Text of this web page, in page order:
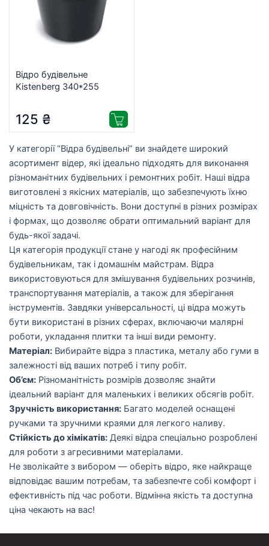
Відро будівельне
Kistenberg 340*255
125 ₴
У категорії “Відра будівельні” ви знайдете широкий
асортимент відер, які ідеально підходять для виконання
різноманітних будівельних і ремонтних робіт. Наші відра
виготовлені з якісних матеріалів, що забезпечують їхню
міцність та довговічність. Вони доступні в різних розмірах
і формах, що дозволяє обрати оптимальний варіант для
будь-якої задачі.
Ця категорія продукції стане у нагоді як професійним
будівельникам, так і домашнім майстрам. Відра
використовуються для змішування будівельних розчинів,
транспортування матеріалів, а також для зберігання
інструментів. Завдяки універсальності, ці відра можуть
бути використані в різних сферах, включаючи малярні
роботи, укладання плитки та інші види ремонту.
Матеріал: Вибирайте відра з пластика, металу або гуми в
залежності від ваших потреб і типу робіт.
Об’єм: Різноманітність розмірів дозволяє знайти
ідеальний варіант для маленьких і великих обсягів робіт.
Зручність використання: Багато моделей оснащені
ручками та зручними краями для легкого наливу.
Стійкість до хімікатів: Деякі відра спеціально розроблені
для роботи з агресивними матеріалами.
Не зволікайте з вибором — оберіть відро, яке найкраще
відповідає вашим потребам, та забезпечте собі комфорт і
ефективність під час роботи. Відмінна якість та доступна
ціна чекають на вас!